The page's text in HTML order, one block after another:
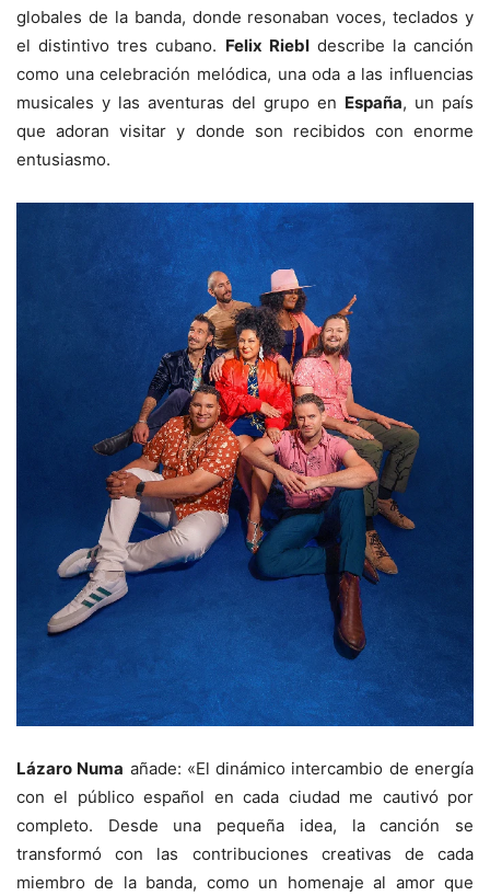
globales de la banda, donde resonaban voces, teclados y
el distintivo tres cubano. Felix Riebldescribe la canción
como una celebración melódica, una oda a las influencias
musicales y las aventuras del grupo en España, un país
que adoran visitar y donde son recibidos con enorme
entusiasmo.
Lázaro Numa añade: «El dinámico intercambio de energía
con el público español en cada ciudad me cautivó por
completo. Desde una pequeña idea, la canción se
transformó con las contribuciones creativas de cada
miembro de la banda, como un homenaje al amor que